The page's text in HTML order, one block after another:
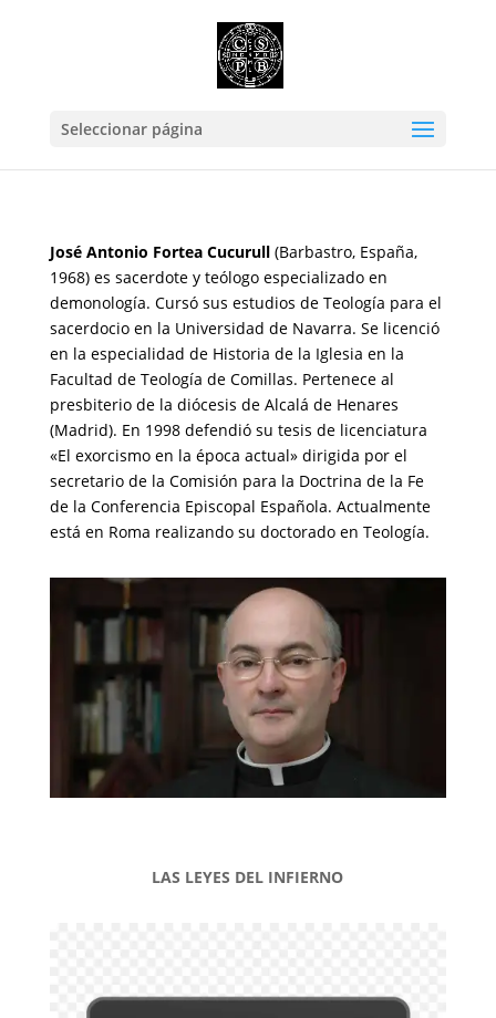
Seleccionar página
José Antonio Fortea Cucurull(Barbastro, España,
1968) es sacerdote y teólogo especializado en
demonología. Cursó sus estudios de Teología para el
sacerdocio en la Universidad de Navarra. Se licenció
en la especialidad de Historia de la Iglesia en la
Facultad de Teología de Comillas. Pertenece al
presbiterio de la diócesis de Alcalá de Henares
(Madrid). En 1998 defendió su tesis de licenciatura
«El exorcismo en la época actual» dirigida por el
secretario de la Comisión para la Doctrina de la Fe
de la Conferencia Episcopal Española. Actualmente
está en Roma realizando su doctorado en Teología.
LAS LEYES DEL INFIERNO